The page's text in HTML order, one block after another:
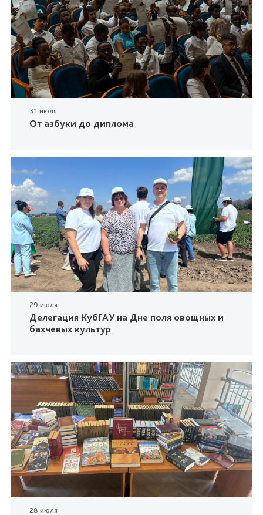
31 июля
От азбуки до диплома
29 июля
Делегация КубГАУ на Дне поля овощных и
бахчевых культур
28 июля